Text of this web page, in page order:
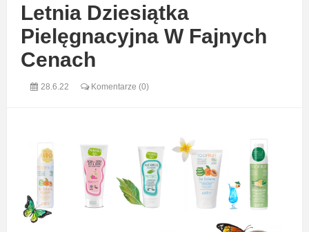
Letnia Dziesiątka
Pielęgnacyjna W Fajnych
Cenach
28.6.22 Komentarze (0)